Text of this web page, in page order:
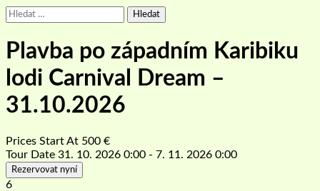
Vyhledávání
Plavba po západním Karibiku
lodi Carnival Dream –
31.10.2026
Prices Start At 500 €
Tour Date 31. 10. 2026 0:00 - 7. 11. 2026 0:00
Rezervovat nyní
6